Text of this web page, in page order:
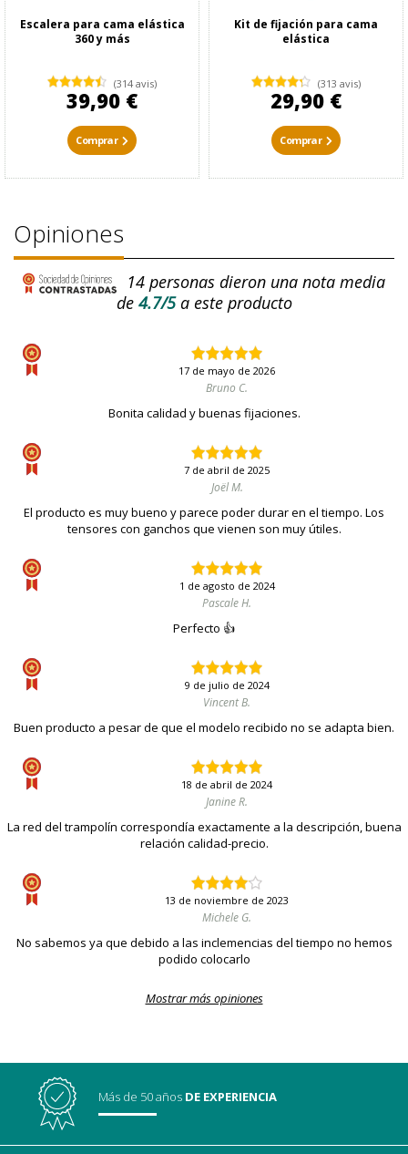
Escalera para cama elástica
360 y más
(314 avis)
39,90 €
Comprar
Kit de fijación para cama
elástica
(313 avis)
29,90 €
Comprar
Opiniones
14 personas dieron una nota media
de4.7/5a este producto
17 de mayo de 2026
Bruno C.
Bonita calidad y buenas fijaciones.
7 de abril de 2025
Joël M.
El producto es muy bueno y parece poder durar en el tiempo. Los
tensores con ganchos que vienen son muy útiles.
1 de agosto de 2024
Pascale H.
Perfecto 👍
9 de julio de 2024
Vincent B.
Buen producto a pesar de que el modelo recibido no se adapta bien.
18 de abril de 2024
Janine R.
La red del trampolín correspondía exactamente a la descripción, buena
relación calidad-precio.
13 de noviembre de 2023
Michele G.
No sabemos ya que debido a las inclemencias del tiempo no hemos
podido colocarlo
Mostrar más opiniones
Más de 50 años DE EXPERIENCIA